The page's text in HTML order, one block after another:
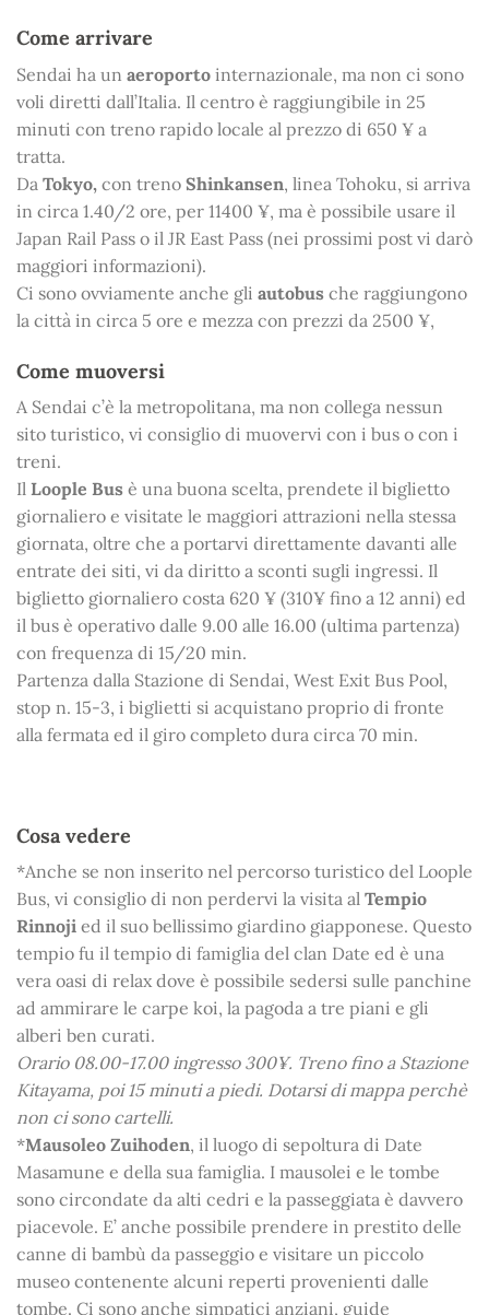
Come arrivare
Sendai ha un aeroporto internazionale, ma non ci sono
voli diretti dall’Italia. Il centro è raggiungibile in 25
minuti con treno rapido locale al prezzo di 650 ¥ a
tratta.
Da Tokyo, con treno Shinkansen, linea Tohoku, si arriva
in circa 1.40/2 ore, per 11400 ¥, ma è possibile usare il
Japan Rail Pass o il JR East Pass (nei prossimi post vi darò
maggiori informazioni).
Ci sono ovviamente anche gli autobus che raggiungono
la città in circa 5 ore e mezza con prezzi da 2500 ¥,
Come muoversi
A Sendai c’è la metropolitana, ma non collega nessun
sito turistico, vi consiglio di muovervi con i bus o con i
treni.
Il Loople Bus è una buona scelta, prendete il biglietto
giornaliero e visitate le maggiori attrazioni nella stessa
giornata, oltre che a portarvi direttamente davanti alle
entrate dei siti, vi da diritto a sconti sugli ingressi. Il
biglietto giornaliero costa 620 ¥ (310¥ fino a 12 anni) ed
il bus è operativo dalle 9.00 alle 16.00 (ultima partenza)
con frequenza di 15/20 min.
Partenza dalla Stazione di Sendai, West Exit Bus Pool,
stop n. 15-3, i biglietti si acquistano proprio di fronte
alla fermata ed il giro completo dura circa 70 min.
Cosa vedere
*Anche se non inserito nel percorso turistico del Loople
Bus, vi consiglio di non perdervi la visita al Tempio
Rinnoji ed il suo bellissimo giardino giapponese. Questo
tempio fu il tempio di famiglia del clan Date ed è una
vera oasi di relax dove è possibile sedersi sulle panchine
ad ammirare le carpe koi, la pagoda a tre piani e gli
alberi ben curati.
Orario 08.00-17.00 ingresso 300¥. Treno fino a Stazione
Kitayama, poi 15 minuti a piedi. Dotarsi di mappa perchè
non ci sono cartelli.
*Mausoleo Zuihoden, il luogo di sepoltura di Date
Masamune e della sua famiglia. I mausolei e le tombe
sono circondate da alti cedri e la passeggiata è davvero
piacevole. E’ anche possibile prendere in prestito delle
canne di bambù da passeggio e visitare un piccolo
museo contenente alcuni reperti provenienti dalle
tombe. Ci sono anche simpatici anziani, guide